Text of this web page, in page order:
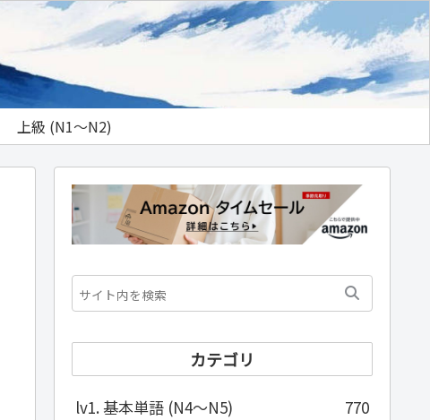
上級 (N1～N2)
カテゴリ
lv1. 基本単語 (N4～N5)
770